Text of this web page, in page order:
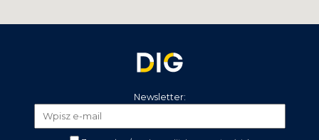
Newsletter: